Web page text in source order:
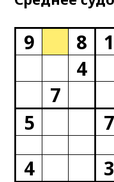
9 8 1
4
7
5
7
4
3